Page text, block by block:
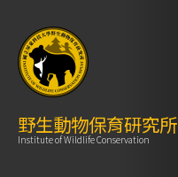
野生動物保育研究所
Institute of Wildlife Conservation